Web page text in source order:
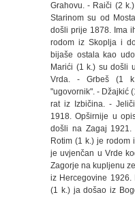
Grahovu. - Raiči (2
Starinom su od
došli prije 1878. Ima
rodom iz Skoplja i
bijaše ostala kao
Marići (1 k.) su došli
Vrda. - Grbeš (1
"ugovornik". - Džajkić
rat iz Izbičina. -
1918. Opširnije u
došli na Zagaj
Rotim (1 k.) je rodom
je uvjenčan u Vrde
Zagorje na kupljenu
iz Hercegovine 1926.
(1 k.) ja došao iz